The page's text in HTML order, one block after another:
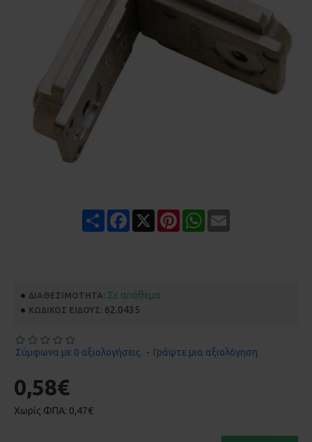
Share Facebook PinterestWhatsApp
ΔΙΑΘΕΣΙΜΌΤΗΤΑ: Σε απόθεμα
ΚΩΔΙΚΌΣ ΕΊΔΟΥΣ: 62.0435
Σύμφωνα με 0 αξιολογήσεις. - Γράψτε μια αξιολόγηση
0,58€
Χωρίς ΦΠΑ: 0,47€